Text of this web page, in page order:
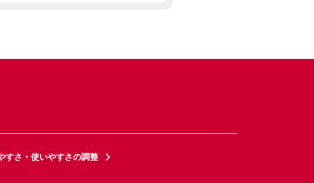
すさ・使いやすさの調整